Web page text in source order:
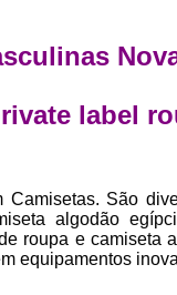
label
São
algodão
roupa e camiseta
equipamentos